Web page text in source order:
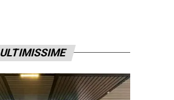
ULTIMISSIME